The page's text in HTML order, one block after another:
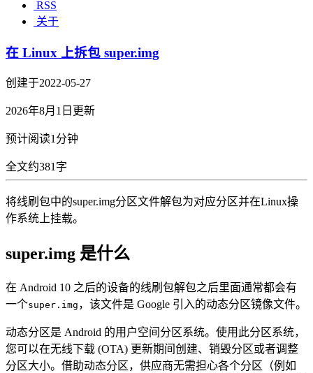
RSS
关于
在 Linux 上拆包 super.img
创建于2022-05-27
2026年8月1日更新
预计阅读1分钟
全文约381字
将线刷包中的super.img分区文件解包为对应分区并在Linux操
作系统上挂载。
super.img 是什么
在 Android 10 之后的设备的线刷包解包之后里面通常都会有
一个super.img ，该文件是 Google 引入的动态分区镜像文件。
动态分区是 Android 的用户空间分区系统。使用此分区系统，
您可以在无线下载 (OTA) 更新期间创建、销毁分区或者调整
分区大小。借助动态分区，供应商无需担心各个分区（例如